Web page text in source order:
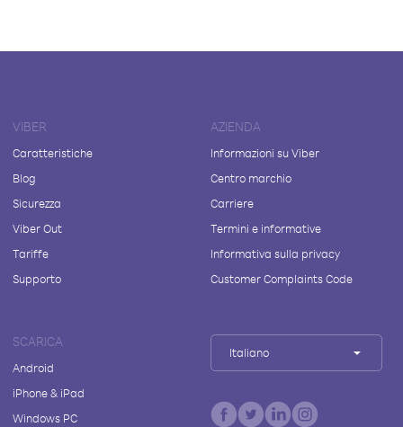
VIBER
Caratteristiche
Blog
Sicurezza
Viber Out
Tariffe
Supporto
AZIENDA
Informazioni su Viber
Centro marchio
Carriere
Termini e informative
Informativa sulla privacy
Customer Complaints Code
SCARICA
Android
iPhone & iPad
Windows PC
Italiano